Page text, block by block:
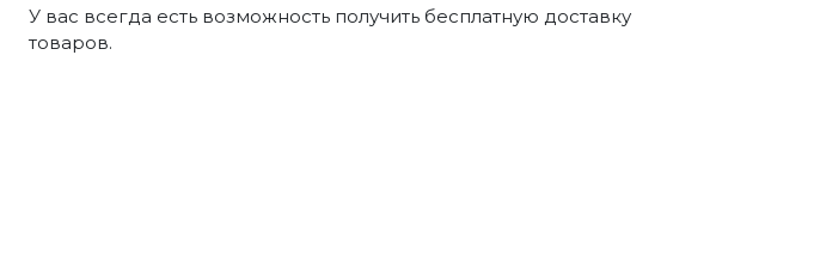
У вас всегда есть возможность получить бесплатную доставку
товаров.